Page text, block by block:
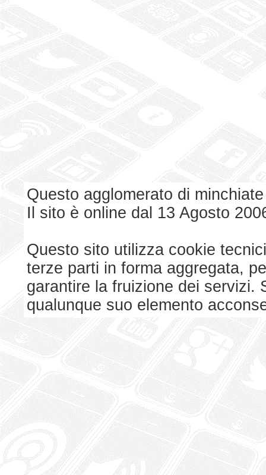
Questo agglomerato di
Il sito è online dal 13 Agosto
Questo sito utilizza cookie
terze parti in forma aggregata,
garantire la fruizione dei servizi.
qualunque suo elemento